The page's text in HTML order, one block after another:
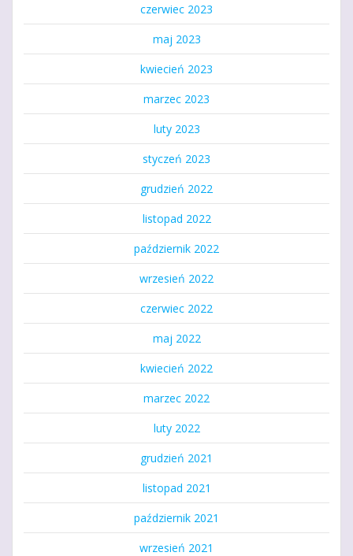
czerwiec 2023
maj 2023
kwiecień 2023
marzec 2023
luty 2023
styczeń 2023
grudzień 2022
listopad 2022
październik 2022
wrzesień 2022
czerwiec 2022
maj 2022
kwiecień 2022
marzec 2022
luty 2022
grudzień 2021
listopad 2021
październik 2021
wrzesień 2021